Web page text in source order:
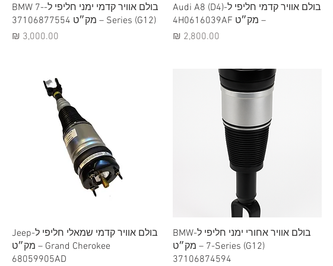
תצוגה מהירהבולם אוויר קדמי חליפי ל-Audi A8 (D4)
– מק״ט 4H0616039AF
מחיר
תצוגה מהירה
בולם אוויר קדמי ימני חליפי ל-BMW 7-
Series (G12) – מק״ט 37106877554
מחיר
תצוגה מהירה
בולם אוויר אחורי ימני חליפי ל-BMW
7-Series (G12) – מק״ט
37106874594
תצוגה מהירה
בולם אוויר קדמי שמאלי חליפי ל-Jeep
Grand Cherokee – מק״ט
68059905AD